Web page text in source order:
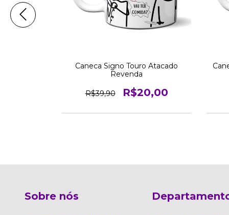
Caneca Signo Touro Atacado
Revenda
R$39,90 R$20,00
Sobre nós